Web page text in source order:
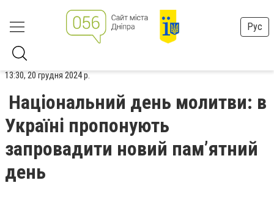
Рус
13:30, 20 грудня 2024 р.
Національний день молитви: в
Україні пропонують
запровадити новий пам’ятний
день